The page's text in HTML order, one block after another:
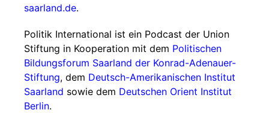
saarland.de.
Politik International ist ein Podcast der Union
Stiftung in Kooperation mit dem Politischen
Bildungsforum Saarland der Konrad-Adenauer-
Stiftung, dem Deutsch-Amerikanischen Institut
Saarland sowie dem Deutschen Orient Institut
Berlin.